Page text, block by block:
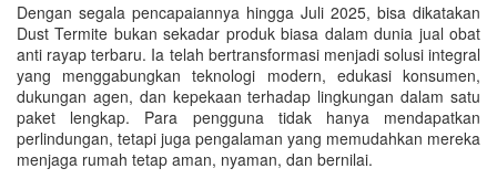
Dengan segala pencapaiannya hingga Juli 2025, bisa dikatakan
Dust Termite bukan sekadar produk biasa dalam dunia jual obat
anti rayap terbaru. Ia telah bertransformasi menjadi solusi integral
yang menggabungkan teknologi modern, edukasi konsumen,
dukungan agen, dan kepekaan terhadap lingkungan dalam satu
paket lengkap. Para pengguna tidak hanya mendapatkan
perlindungan, tetapi juga pengalaman yang memudahkan mereka
menjaga rumah tetap aman, nyaman, dan bernilai.